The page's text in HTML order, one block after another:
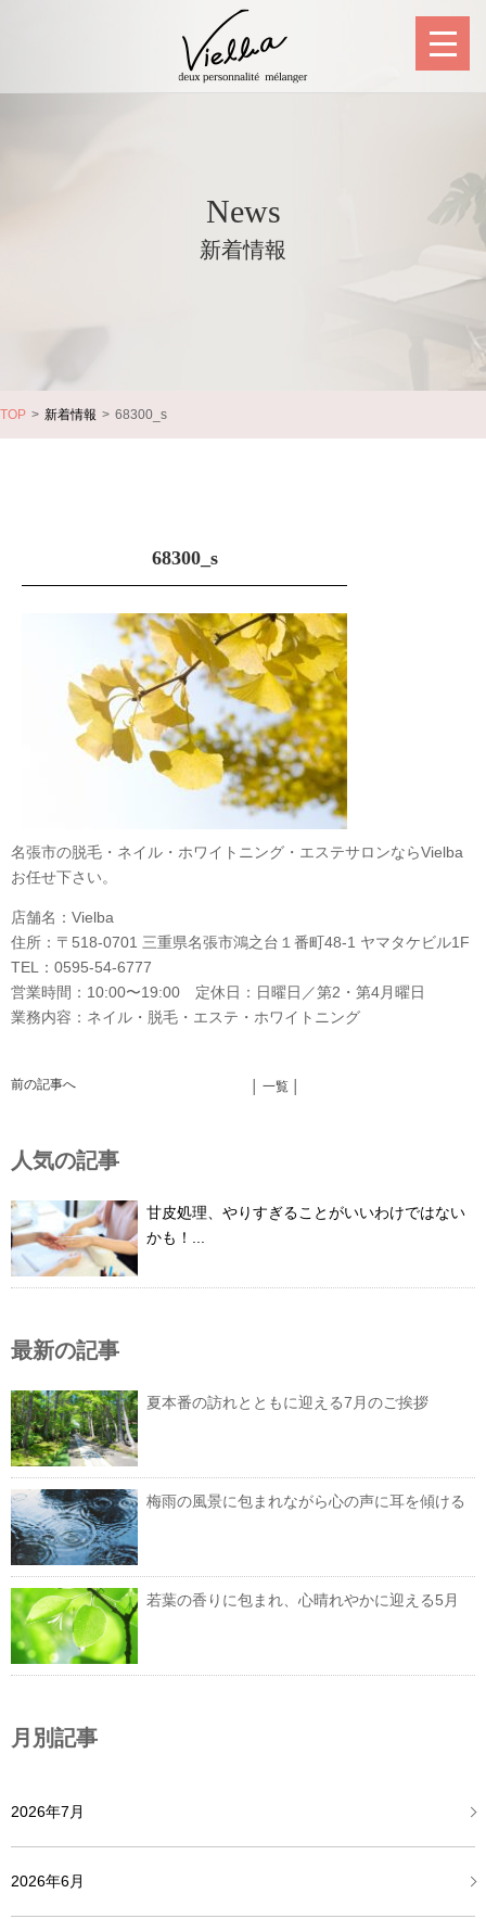
News
新着情報
TOP 新着情報 68300_s
68300_s
名張市の脱毛・ネイル・ホワイトニング・エステサロンならVielba
お任せ下さい。
店舗名：Vielba
住所：〒518-0701 三重県名張市鴻之台１番町48-1 ヤマタケビル1F
TEL：0595-54-6777
営業時間：10:00〜19:00 定休日：日曜日／第2・第4月曜日
業務内容：ネイル・脱毛・エステ・ホワイトニング
前の記事へ │ 一覧 │
人気の記事
甘皮処理、やりすぎることがいいわけではない
かも！...
最新の記事
夏本番の訪れとともに迎える7月のご挨拶
梅雨の風景に包まれながら心の声に耳を傾ける
若葉の香りに包まれ、心晴れやかに迎える5月
月別記事
2026年7月
2026年6月